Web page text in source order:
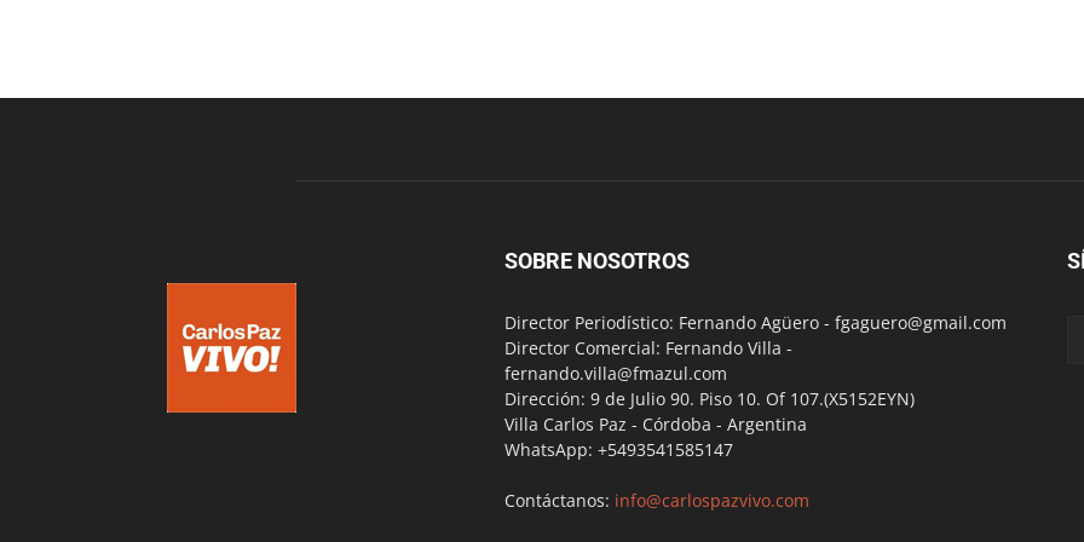
SOBRE NOSOTROS
Director Periodístico: Fernando Agüero - fgaguero@gmail.com
Director Comercial: Fernando Villa -
fernando.villa@fmazul.com
Dirección: 9 de Julio 90. Piso 10. Of 107.(X5152EYN)
Villa Carlos Paz - Córdoba - Argentina
WhatsApp: +5493541585147
Contáctanos: info@carlospazvivo.com